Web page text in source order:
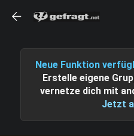
Neue Funktion
Erstelle eigene
vernetze dich mit
Jetzt